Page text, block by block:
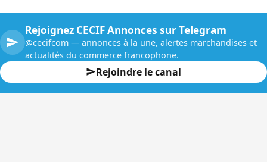
Rejoignez CECIF Annonces sur Telegram
@cecifcom — annonces à la une, alertes marchandises et
actualités du commerce francophone.
Rejoindre le canal